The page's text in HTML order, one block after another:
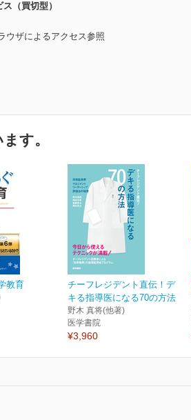
（買切型）
ウザによるアクセス参照
す。
教育
チーフレジデント直伝！デ
キる指導医になる70の方法
野木 真将(他著)
医学書院
¥3,960